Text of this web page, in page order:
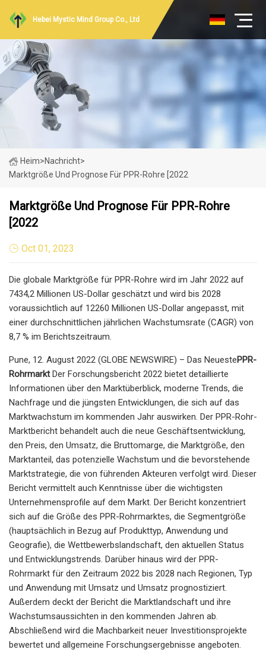
Hebei Mystic Mind Group Co., Ltd
Heim>Nachricht>
Marktgröße Und Prognose Für PPR-Rohre [2022
Marktgröße Und Prognose Für PPR-Rohre
[2022
Oct 01, 2023
Die globale Marktgröße für PPR-Rohre wird im Jahr 2022 auf
7434,2 Millionen US-Dollar geschätzt und wird bis 2028
voraussichtlich auf 12260 Millionen US-Dollar angepasst, mit
einer durchschnittlichen jährlichen Wachstumsrate (CAGR) von
8,7 % im Berichtszeitraum.
Pune, 12. August 2022 (GLOBE NEWSWIRE) – Das NeuestePPR-
RohrmarktDer Forschungsbericht 2022 bietet detaillierte
Informationen über den Marktüberblick, moderne Trends, die
Nachfrage und die jüngsten Entwicklungen, die sich auf das
Marktwachstum im kommenden Jahr auswirken. Der PPR-Rohr-
Marktbericht behandelt auch die neue Geschäftsentwicklung,
den Preis, den Umsatz, die Bruttomarge, die Marktgröße, den
Marktanteil, das potenzielle Wachstum und die bevorstehende
Marktstrategie, die von führenden Akteuren verfolgt wird. Dieser
Bericht vermittelt auch Kenntnisse über die wichtigsten
Unternehmensprofile auf dem Markt. Der Bericht konzentriert
sich auf die Größe des PPR-Rohrmarktes, die Segmentgröße
(hauptsächlich in Bezug auf Produkttyp, Anwendung und
Geografie), die Wettbewerbslandschaft, den aktuellen Status
und Entwicklungstrends. Darüber hinaus wird der PPR-
Rohrmarkt für den Zeitraum 2022 bis 2028 nach Regionen, Typ
und Anwendung mit Umsatz und Umsatz prognostiziert.
Außerdem deckt der Bericht die Marktlandschaft und ihre
Wachstumsaussichten in den kommenden Jahren ab.
Abschließend wird die Machbarkeit neuer Investitionsprojekte
bewertet und allgemeine Forschungsergebnisse angeboten.